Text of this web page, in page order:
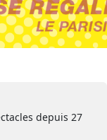
depuis 27